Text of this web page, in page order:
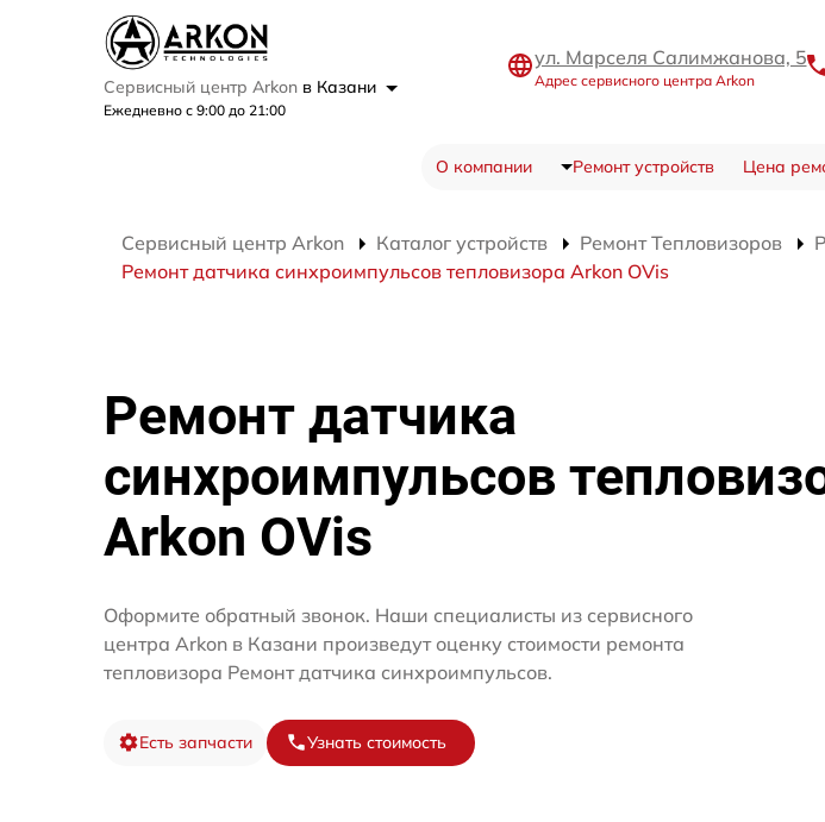
Сервисный центр Arkon в Казани
Ежедневно с 9:00 до 21:00
ул. Марселя Салимжанова, 5
Адрес сервисного центра Arkon
О компании Ремонт устройств Цена
Сервисный центр Arkon Каталог устройств Ремонт Тепловизоров
Ремонт датчика синхроимпульсов тепловизора Arkon OVis
Ремонт датчика
синхроимпульсов
Arkon OVis
Оформите обратный звонок. Наши специалисты из сервисного
центра Arkon в Казани произведут оценку стоимости ремонта
тепловизора Ремонт датчика синхроимпульсов.
Есть запчасти Узнать стоимость